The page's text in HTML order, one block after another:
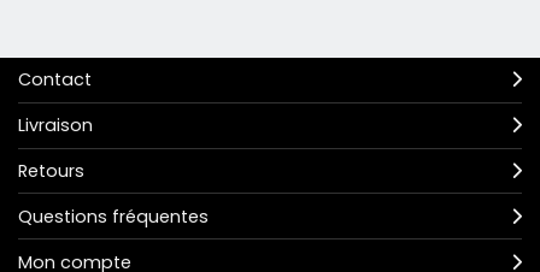
Contact
Livraison
Retours
Questions fréquentes
Mon compte